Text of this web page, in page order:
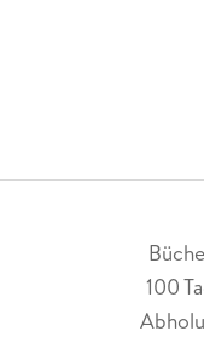
100